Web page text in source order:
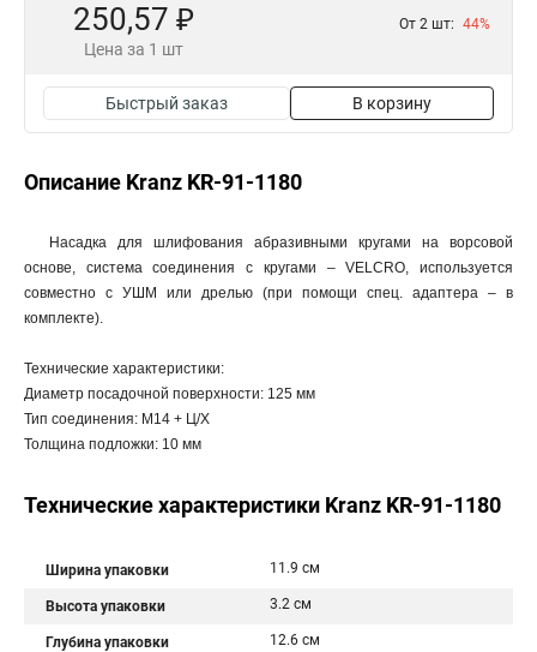
250,57 ₽
Цена за 1 шт
От 2 шт: 44%
Быстрый заказ В корзину
Описание Kranz KR-91-1180
Насадка для шлифования абразивными кругами на ворсовой
основе, система соединения с кругами – VELCRO, используется
совместно с УШМ или дрелью (при помощи спец. адаптера – в
комплекте).
Технические характеристики:
Диаметр посадочной поверхности: 125 мм
Тип соединения: М14 + Ц/Х
Толщина подложки: 10 мм
Технические характеристики Kranz KR-91-1180
Ширина упаковки 11.9 см
Высота упаковки 3.2 см
Глубина упаковки 12.6 см